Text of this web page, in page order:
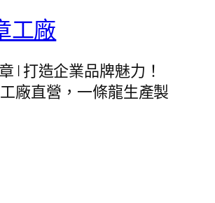
工廠
| 打造企業品牌魅力！
廠直營，一條龍生產製